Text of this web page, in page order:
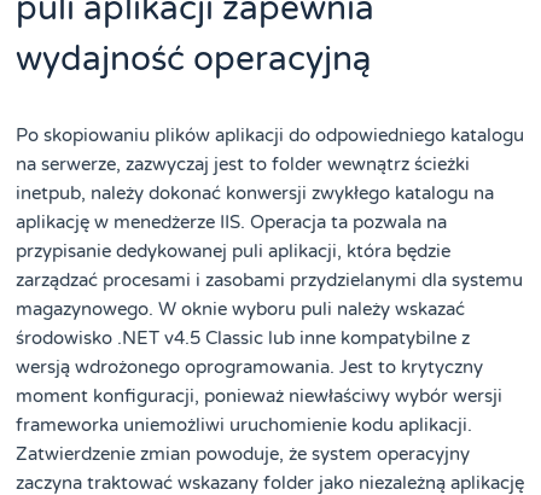
puli aplikacji zapewnia
wydajność operacyjną
Po skopiowaniu plików aplikacji do odpowiedniego katalogu
na serwerze, zazwyczaj jest to folder wewnątrz ścieżki
inetpub, należy dokonać konwersji zwykłego katalogu na
aplikację w menedżerze IIS. Operacja ta pozwala na
przypisanie dedykowanej puli aplikacji, która będzie
zarządzać procesami i zasobami przydzielanymi dla systemu
magazynowego. W oknie wyboru puli należy wskazać
środowisko .NET v4.5 Classic lub inne kompatybilne z
wersją wdrożonego oprogramowania. Jest to krytyczny
moment konfiguracji, ponieważ niewłaściwy wybór wersji
frameworka uniemożliwi uruchomienie kodu aplikacji.
Zatwierdzenie zmian powoduje, że system operacyjny
zaczyna traktować wskazany folder jako niezależną aplikację